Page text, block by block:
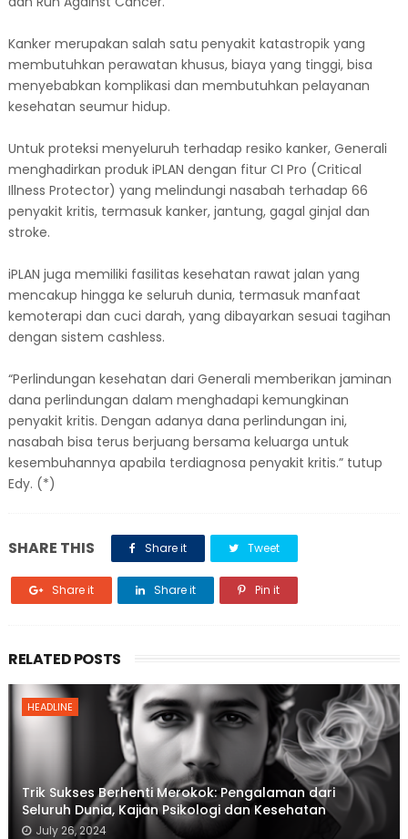
Kanker merupakan salah satu penyakit katastropik yang
membutuhkan perawatan khusus, biaya yang tinggi, bisa
menyebabkan komplikasi dan membutuhkan pelayanan
kesehatan seumur hidup.
Untuk proteksi menyeluruh terhadap resiko kanker, Generali
menghadirkan produk iPLAN dengan fitur CI Pro (Critical
Illness Protector) yang melindungi nasabah terhadap 66
penyakit kritis, termasuk kanker, jantung, gagal ginjal dan
stroke.
iPLAN juga memiliki fasilitas kesehatan rawat jalan yang
mencakup hingga ke seluruh dunia, termasuk manfaat
kemoterapi dan cuci darah, yang dibayarkan sesuai tagihan
dengan sistem cashless.
“Perlindungan kesehatan dari Generali memberikan jaminan
dana perlindungan dalam menghadapi kemungkinan
penyakit kritis. Dengan adanya dana perlindungan ini,
nasabah bisa terus berjuang bersama keluarga untuk
kesembuhannya apabila terdiagnosa penyakit kritis.” tutup
Edy. (*)
SHARE THIS Share it Tweet
Share it Share it Pin it
RELATED POSTS
HEADLINE
Trik Sukses Berhenti Merokok: Pengalaman dari
Seluruh Dunia, Kajian Psikologi dan Kesehatan
July 26, 2024